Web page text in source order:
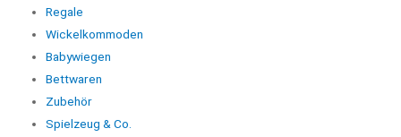
Regale
Wickelkommoden
Babywiegen
Bettwaren
Zubehör
Spielzeug & Co.